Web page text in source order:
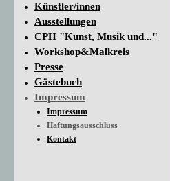
Künstler/innen
Ausstellungen
CPH "Kunst, Musik und..."
Workshop&Malkreis
Presse
Gästebuch
Impressum
Impressum
Haftungsausschluss
Kontakt